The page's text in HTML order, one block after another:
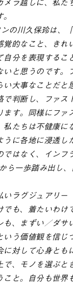
メラ越しに、私た
の川久保玲は、
覚的なこと、きれ
自分を表現するこ
いと思うのです。
い大事なことだと
で判断し、ファス
ます。同様にファ
私たちは不健康に
うに各地に浸透し
ではなく、インフ
ら一歩踏み出し、
いラグジュアリー
でも、着たいわけ
も、まずい／ダサ
いう価値観を信じ
に対して心身とも
で、モノを選ぶと
こと。自分も世界